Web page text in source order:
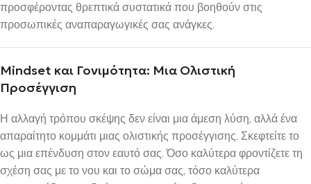
προσφέροντας θρεπτικά συστατικά που βοηθούν στις
προσωπικές αναπαραγωγικές σας ανάγκες.
Mindset και Γονιμότητα: Μια Ολιστική
Προσέγγιση
Η αλλαγή τρόπου σκέψης δεν είναι μια άμεση λύση, αλλά ένα
απαραίτητο κομμάτι μιας ολιστικής προσέγγισης. Σκεφτείτε το
ως μια επένδυση στον εαυτό σας. Όσο καλύτερα φροντίζετε τη
σχέση σας με το νου και το σώμα σας, τόσο καλύτερα